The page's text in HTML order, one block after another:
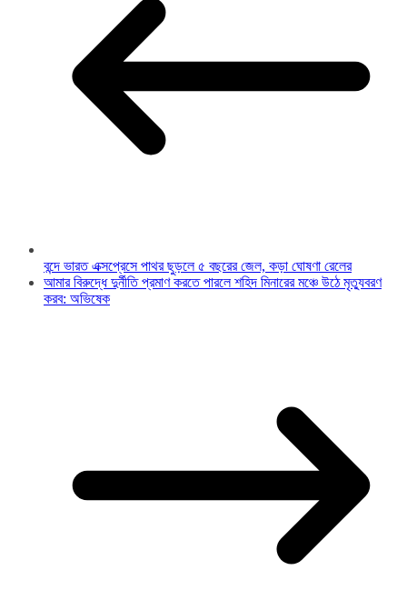
বন্দে ভারত এক্সপ্রেসে পাথর ছুড়লে ৫ বছরের জেল, কড়া ঘোষণা রেলের
আমার বিরুদ্ধে দুর্নীতি প্রমাণ করতে পারলে শহিদ মিনারের মঞ্চে উঠে মৃত্যুবরণ
করব: অভিষেক